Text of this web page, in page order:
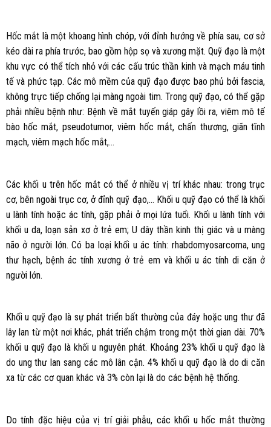
Hốc mắt là một khoang hình chóp, với đỉnh hướng về phía sau, cơ sở
kéo dài ra phía trước, bao gồm hộp sọ và xương mặt. Quỹ đạo là một
khu vực có thể tích nhỏ với các cấu trúc thần kinh và mạch máu tinh
tế và phức tạp. Các mô mềm của quỹ đạo được bao phủ bởi fascia,
không trực tiếp chống lại màng ngoài tim. Trong quỹ đạo, có thể gặp
phải nhiều bệnh như: Bệnh về mắt tuyến giáp gây lồi ra, viêm mô tế
bào hốc mắt, pseudotumor, viêm hốc mắt, chấn thương, giãn tĩnh
mạch, viêm mạch hốc mắt,…
Các khối u trên hốc mắt có thể ở nhiều vị trí khác nhau: trong trục
cơ, bên ngoài trục cơ, ở đỉnh quỹ đạo,… Khối u quỹ đạo có thể là khối
u lành tính hoặc ác tính, gặp phải ở mọi lứa tuổi. Khối u lành tính với
khối u da, loạn sản xơ ở trẻ em; U dây thần kinh thị giác và u màng
não ở người lớn. Có ba loại khối u ác tính: rhabdomyosarcoma, ung
thư hạch, bệnh ác tính xương ở trẻ em và khối u ác tính di căn ở
người lớn.
Khối u quỹ đạo là sự phát triển bất thường của đáy hoặc ung thư đã
lây lan từ một nơi khác, phát triển chậm trong một thời gian dài. 70%
khối u quỹ đạo là khối u nguyên phát. Khoảng 23% khối u quỹ đạo là
do ung thư lan sang các mô lân cận. 4% khối u quỹ đạo là do di căn
xa từ các cơ quan khác và 3% còn lại là do các bệnh hệ thống.
Do tính đặc hiệu của vị trí giải phẫu, các khối u hốc mắt thường